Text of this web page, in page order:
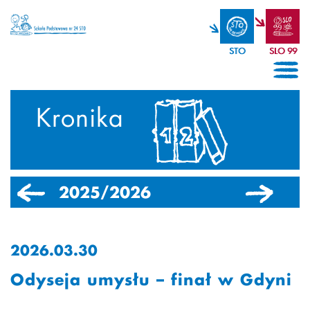
STO SLO 99
Kronika
2025/2026 2024/2025
2026.03.30
Odyseja umysłu – finał w Gdyni